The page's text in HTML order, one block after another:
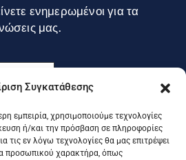
Συγκατάθεσης
εμπειρία, χρησιμοποιούμε τεχνολογίες
ή/και την πρόσβαση σε πληροφορίες
τις εν λόγω τεχνολογίες θα μας επιτρέψει
προσωπικού χαρακτήρα, όπως
ενημερωμένοι για τα
μας.